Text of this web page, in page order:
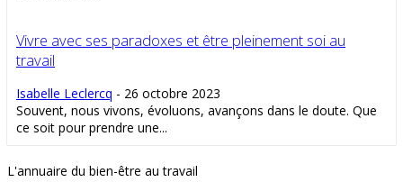
Vivre avec ses paradoxes et être pleinement soi au
travail
Isabelle Leclercq - 26 octobre 2023
Souvent, nous vivons, évoluons, avançons dans le doute. Que
ce soit pour prendre une...
L'annuaire du bien-être au travail